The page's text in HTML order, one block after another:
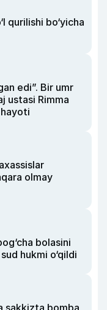
qurilishi bo‘yicha
edi”. Bir umr
ustasi Rimma
olmay
bolasini
hukmi o‘qildi
sakkizta bomba